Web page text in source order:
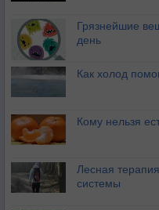
Грязнейшие
день
Как холод
Кому нельзя
Лесная
системы